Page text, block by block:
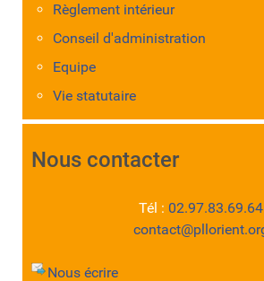
Règlement intérieur
Conseil d'administration
Equipe
Vie statutaire
Nous contacter
Tél : 02.97.83.69.64
Nous écrire